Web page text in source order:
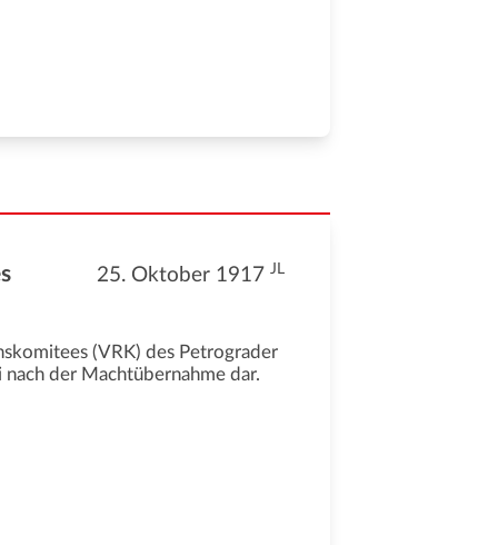
25. Oktober 1917 JL
(VRK) des Petrograder
der Machtübernahme dar.